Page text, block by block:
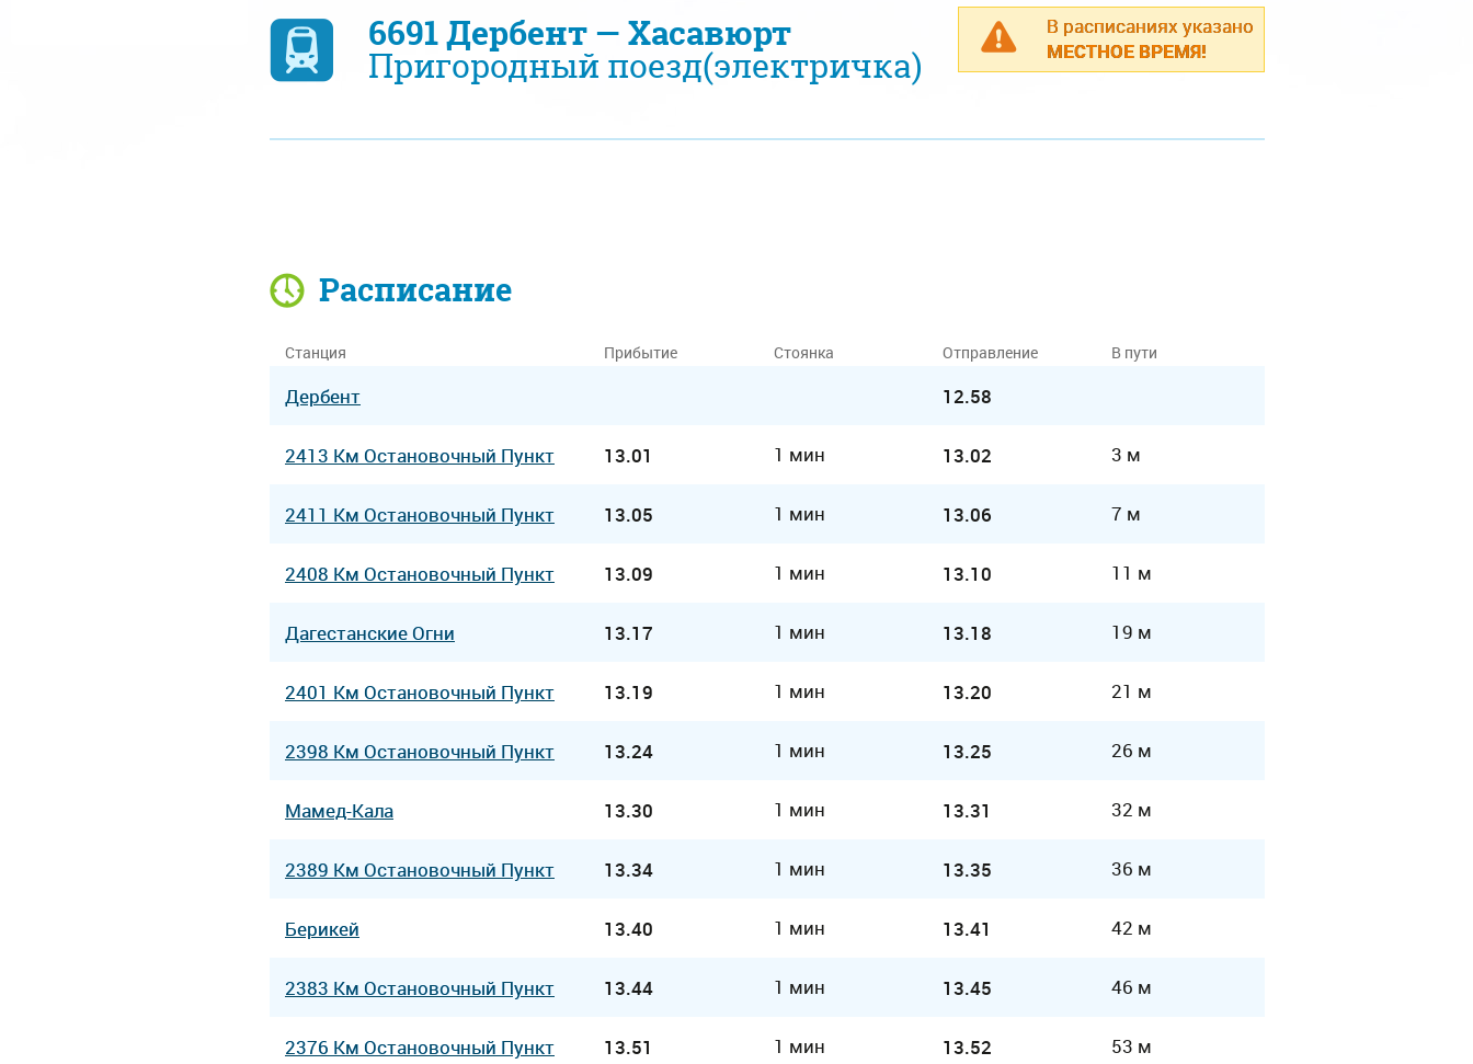
В расписаниях указано
МЕСТНОЕ ВРЕМЯ!
6691 Дербент — Хасавюрт
Пригородный поезд(электричка)
Расписание
Станция Прибытие Стоянка Отправление В пути
Дербент 12.58
2413 Км Остановочный Пункт 13.01 1 мин 13.02 3 м
2411 Км Остановочный Пункт 13.05 1 мин 13.06 7 м
2408 Км Остановочный Пункт 13.09 1 мин 13.10 11 м
Дагестанские Огни 13.17 1 мин 13.18 19 м
2401 Км Остановочный Пункт 13.19 1 мин 13.20 21 м
2398 Км Остановочный Пункт 13.24 1 мин 13.25 26 м
Мамед-Кала 13.30 1 мин 13.31 32 м
2389 Км Остановочный Пункт 13.34 1 мин 13.35 36 м
Берикей 13.40 1 мин 13.41 42 м
2383 Км Остановочный Пункт 13.44 1 мин 13.45 46 м
2376 Км Остановочный Пункт 13.51 1 мин 13.52 53 м